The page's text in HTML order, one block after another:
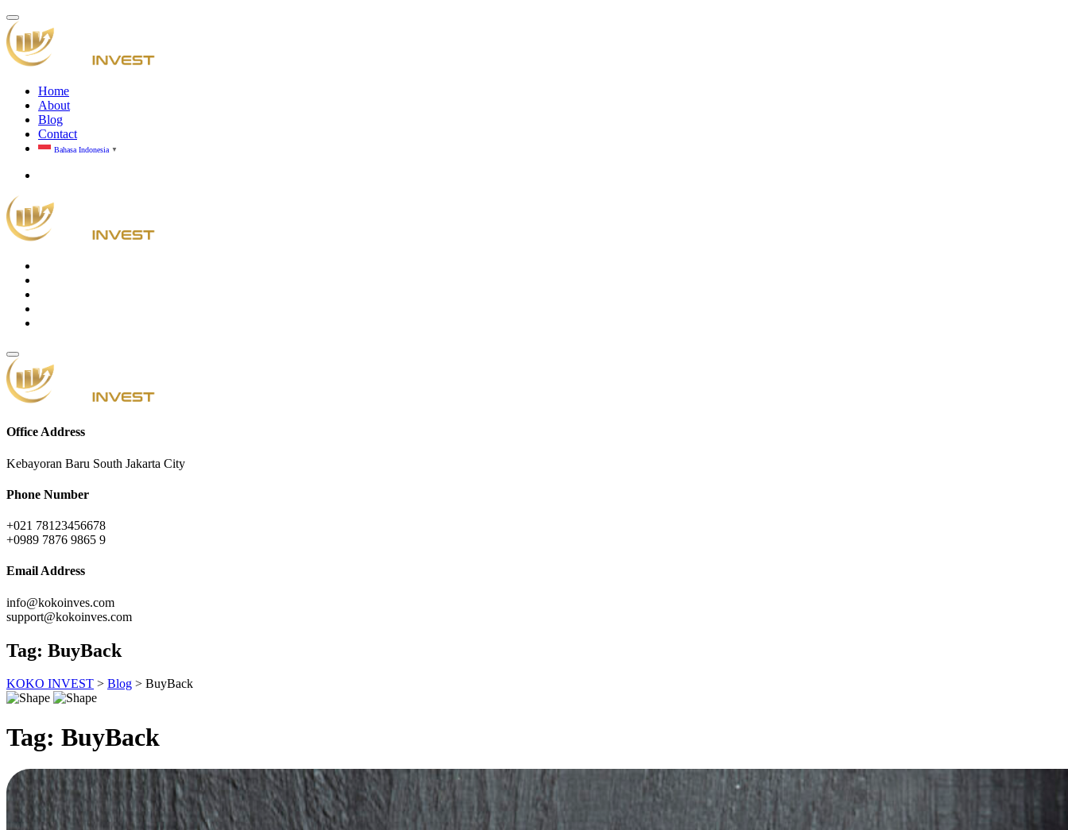
Home
About
Blog
Contact
Bahasa Indonesia ▼
Office Address
Kebayoran Baru South Jakarta City
Phone Number
+021 78123456678
+0989 7876 9865 9
Email Address
info@kokoinves.com
support@kokoinves.com
Tag: BuyBack
KOKO INVEST > Blog > BuyBack
Tag: BuyBack